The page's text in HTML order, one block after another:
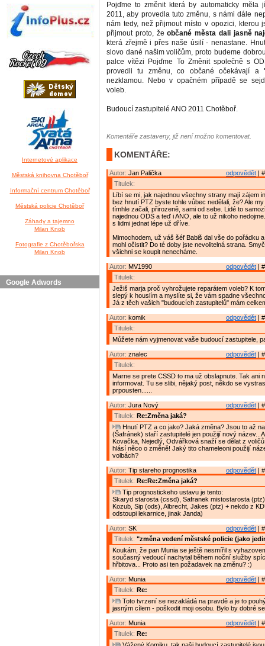
Internetové aplikace
Městská knihovna Chotěboř
Informační centrum Chotěboř
Městská policie Chotěboř
Záhady a tajemno
Milan Knob
Fotografie z Chotěbořska
Milan Knob
Google Adwords
Pojďme to změnit která by automaticky měla
2011, aby provedla tuto změnu, s námi dále
nám tedy, než přijmout místo v opozici, kterou
přijmout proto, žeobčané města dali jasně
která zřejmě i přes naše úsilí - nenastane.
slovo dané našim voličům, proto budeme
palce vítězi Pojďme To Změnit společně s
provedli tu změnu, co občané očekávají a
nezklamou. Nebo v opačném případě se
voleb.
Budoucí zastupitelé ANO 2011 Chotěboř.
Komentáře zastaveny, již není možno komentovat.
KOMENTÁŘE:
odpovědět |
Autor: Jan Palička
Titulek:
Líbí se mi, jak najednou všechny strany mají zájem
bez hnutí PTZ byste tohle vůbec nedělali, že? Ale
tímhle začali, přirozeně, sami od sebe. Lidé to
najednou ODS a teď i ANO, ale to už nikoho
s lidmi jednat lépe už dříve.
Mimochodem, už váš šéf Babiš dal vše do pořádku
mohl očistit? Do té doby jste nevolitelná strana.
všichni se koupit nenecháme.
odpovědět |
Autor: MV1990
Titulek:
Ježiš marja proč vyhrožujete reparátem voleb? K
slepý k houslím a myslíte si, že vám spadne
Já z těch vašich "budoucích zastupitelů" mám
odpovědět |
Autor: komik
Titulek:
Můžete nám vyjmenovat vaše budoucí zastupitele,
odpovědět |
Autor: znalec
Titulek:
Marne se prete CSSD to ma už obslapnute. Tak ani
informovat. Tu se slibi, nějaký post, někdo se
prpousten......
odpovědět |
Autor: Jura Nový
Titulek: Re:Změna jaká?
Hnutí PTZ a co jako? Jaká změna? Jsou to až
(Šafránek) staří zastupitelé jen použijí nový
Kovačka, Nejedlý, Odvářková snaží se dělat z
hlásí něco o změně! Jaký tito chameleoni použijí
volbách?
odpovědět |
Autor: Tip stareho prognostika
Titulek: Re:Re:Změna jaká?
Tip prognostickeho ustavu je tento:
Skaryd starosta (cssd), Safranek mistostarosta
Kozub, Sip (ods), Albrecht, Jakes (ptz) + nekdo z
odstoupi lekarnice, jinak Janda)
odpovědět |
Autor: SK
Titulek: "změna vedení městské policie (jako
Koukám, že pan Munia se ještě nesmířil s
současný vedoucí nachytal během noční služby
hřbitova... Proto asi ten požadavek na změnu? :)
odpovědět |
Autor: Munia
Titulek: Re:
Toto tvrzení se nezakládá na pravdě a je to
jasným cílem - poškodit moji osobu. Bylo by dobré
odpovědět |
Autor: Munia
Titulek: Re: